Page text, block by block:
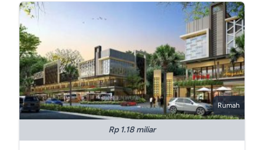
Rumah
Rp 1.18 miliar